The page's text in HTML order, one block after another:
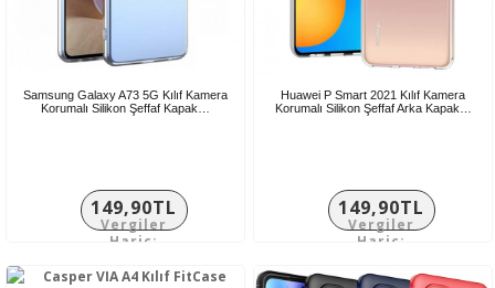
Samsung Galaxy A73 5G Kılıf Kamera
Korumalı Silikon Şeffaf Kapak…
149,90TL
Vergiler
Hariç:
Huawei P Smart 2021 Kılıf Kamera
Korumalı Silikon Şeffaf Arka Kapak…
149,90TL
Vergiler
Hariç: